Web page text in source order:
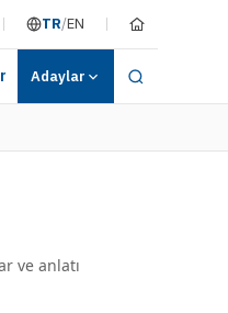
TR/EN
Adaylar
ve anlatı